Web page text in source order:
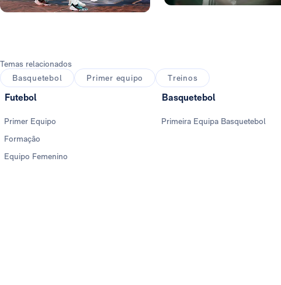
Temas relacionados
Basquetebol
Primer equipo Treinos
Futebol
Primer Equipo
Formação
Equipo Femenino
Basquetebol
Primeira Equipa Basquetebol